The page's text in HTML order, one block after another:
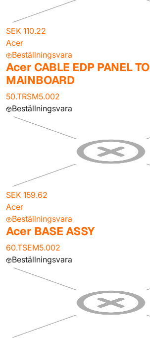
SEK 110.22
Acer
Beställningsvara
Acer CABLE EDP PANEL TO
MAINBOARD
50.TRSM5.002
Beställningsvara
SEK 159.62
Acer
Beställningsvara
Acer BASE ASSY
60.TSEM5.002
Beställningsvara